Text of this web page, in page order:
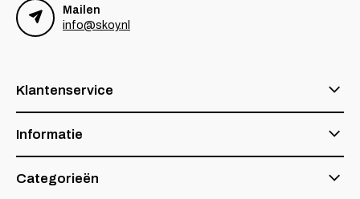
Mailen
info@skoy.nl
Klantenservice
Informatie
Categorieën